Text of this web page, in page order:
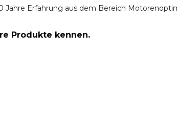
Jahre Erfahrung aus dem Bereich
Produkte kennen.